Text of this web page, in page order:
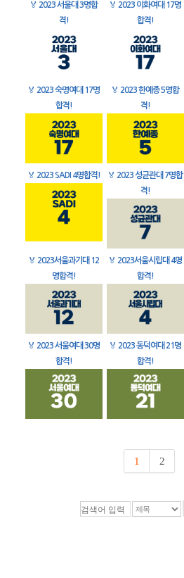
🏅 2023 서울대 3명합
격!
🏅 2023 이화여대 17명
합격!
🏅 2023 숙명여대 17명
합격!
🏅 2023 한예종 5명합
격!
🏅 2023 SADI 4명합격! 🏅 2023 성균관대 7명합
격!
🏅 2023서울과기대 12
명합격!
🏅 2023서울시립대 4명
합격!
🏅 2023 서울여대 30명
합격!
🏅 2023 동덕여대 21명
합격!
1 2